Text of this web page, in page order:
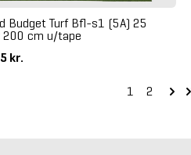
Budget Turf Bfl-s1 (5A) 25
200 cm u/tape
kr.
1 2